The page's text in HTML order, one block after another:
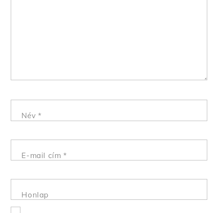
Név *
E-mail cím*
Honlap